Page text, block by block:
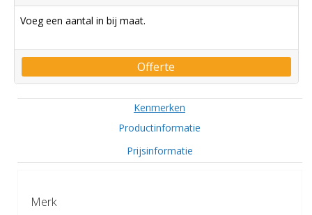
Voeg een aantal in bij maat.
Offerte
Kenmerken
Productinformatie
Prijsinformatie
Merk